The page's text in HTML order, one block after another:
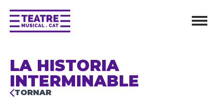
LA HISTORIA
INTERMINABLE
TORNAR